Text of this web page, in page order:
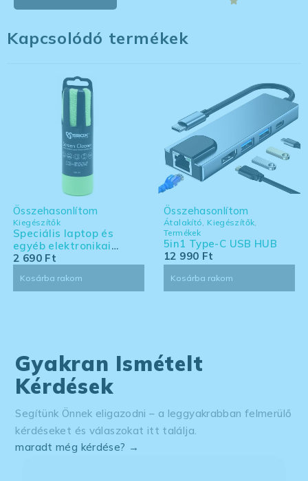
Kapcsolódó termékek
Kiegészítők
Speciális laptop és
egyéb elektronikai
eszköz tisztító készlet -
Összehasonlítom
2 690 Ft
Kosárba rakom
Átalakító, Kiegészítők,
Termékek
5in1 Type-C USB HUB
Összehasonlítom
12 990 Ft
Kosárba rakom
Gyakran Ismételt
Kérdések
Segítünk Önnek eligazodni – a leggyakrabban felmerülő
kérdéseket és válaszokat itt találja.
maradt még kérdése? →